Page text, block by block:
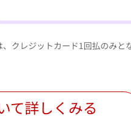
クレジットカード1回払のみと
て詳しくみる
場合があります。また、乗換え後の
する」ボタンを押下してご確認くださ